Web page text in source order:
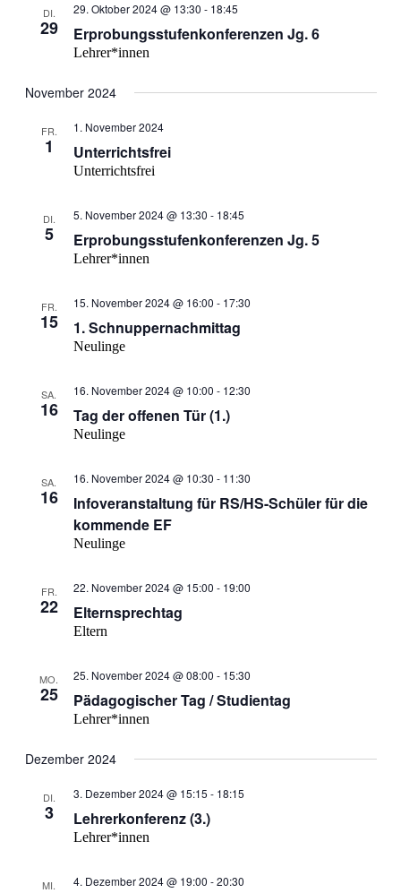
DI.
29 Erprobungsstufenkonferenzen Jg. 6
29. Oktober 2024 @ 13:30 - 18:45
Lehrer*innen
November 2024
FR.
1 Unterrichtsfrei
1. November 2024
Unterrichtsfrei
DI.
5 Erprobungsstufenkonferenzen Jg. 5
5. November 2024 @ 13:30 - 18:45
Lehrer*innen
FR.
15 1. Schnuppernachmittag
15. November 2024 @ 16:00 - 17:30
Neulinge
SA.
16 Tag der offenen Tür (1.)
16. November 2024 @ 10:00 - 12:30
Neulinge
SA.
16
Infoveranstaltung für RS/HS-Schüler für die
kommende EF
16. November 2024 @ 10:30 - 11:30
Neulinge
FR.
22 Elternsprechtag
22. November 2024 @ 15:00 - 19:00
Eltern
MO.
25 Pädagogischer Tag / Studientag
25. November 2024 @ 08:00 - 15:30
Lehrer*innen
Dezember 2024
DI.
3 Lehrerkonferenz (3.)
3. Dezember 2024 @ 15:15 - 18:15
Lehrer*innen
MI. 4. Dezember 2024 @ 19:00 -20:30